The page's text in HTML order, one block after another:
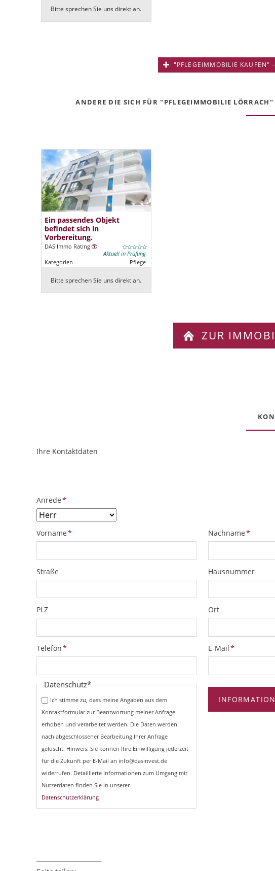
Bitte sprechen Sie uns direkt an.
"PFLEGEIMMOBILIE KAUFEN"
ANDERE DIE SICH FÜR "PFLEGEIMMOBILIE
Ein passendes Objekt
befindet sich in
Vorbereitung.
DAS Immo Rating
Aktuell in Prüfung
Kategorien
Pflege
Bitte sprechen Sie uns direkt an.
ZUR
ObjektPlatzhalter
URL
Ihre Kontaktdaten
Pflichtfeld
Anrede*
Pflichtfeld
Vorname* Pflichtfeld
Nachname*
Straße Hausnummer
PLZ Ort
Pflichtfeld
Telefon* Pflichtfeld
E-Mail*
Pflichtfeld
Datenschutz*
Ich stimme zu, dass meine Angaben aus dem
Kontaktformular zur Beantwortung meiner Anfrage
erhoben und verarbeitet werden. Die Daten werden
nach abgeschlossener Bearbeitung Ihrer Anfrage
gelöscht. Hinweis: Sie können Ihre Einwilligung jederzeit
für die Zukunft per E-Mail an info@dasinvest.de
widerrufen. Detaillierte Informationen zum Umgang mit
Nutzerdaten finden Sie in unserer
Datenschutzerklärung